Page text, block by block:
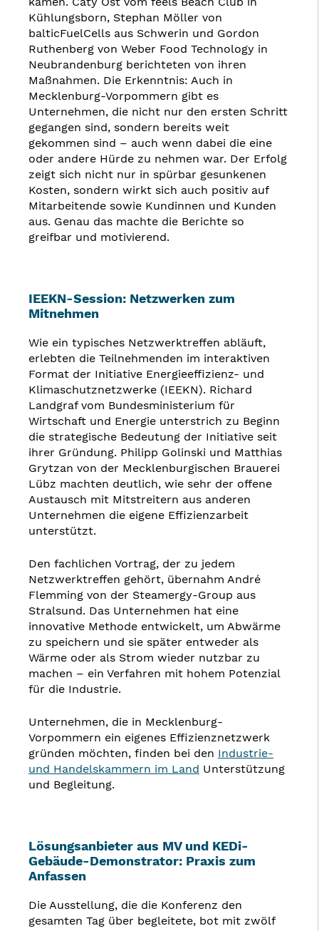
Kühlungsborn, Stephan Möller von
balticFuelCells aus Schwerin und Gordon
Ruthenberg von Weber Food Technology in
Neubrandenburg berichteten von ihren
Maßnahmen. Die Erkenntnis: Auch in
Mecklenburg-Vorpommern gibt es
Unternehmen, die nicht nur den ersten Schritt
gegangen sind, sondern bereits weit
gekommen sind – auch wenn dabei die eine
oder andere Hürde zu nehmen war. Der Erfolg
zeigt sich nicht nur in spürbar gesunkenen
Kosten, sondern wirkt sich auch positiv auf
Mitarbeitende sowie Kundinnen und Kunden
aus. Genau das machte die Berichte so
greifbar und motivierend.
IEEKN-Session: Netzwerken zum
Mitnehmen
Wie ein typisches Netzwerktreffen abläuft,
erlebten die Teilnehmenden im interaktiven
Format der Initiative Energieeffizienz- und
Klimaschutznetzwerke (IEEKN). Richard
Landgraf vom Bundesministerium für
Wirtschaft und Energie unterstrich zu Beginn
die strategische Bedeutung der Initiative seit
ihrer Gründung. Philipp Golinski und Matthias
Grytzan von der Mecklenburgischen Brauerei
Lübz machten deutlich, wie sehr der offene
Austausch mit Mitstreitern aus anderen
Unternehmen die eigene Effizienzarbeit
unterstützt.
Den fachlichen Vortrag, der zu jedem
Netzwerktreffen gehört, übernahm André
Flemming von der Steamergy-Group aus
Stralsund. Das Unternehmen hat eine
innovative Methode entwickelt, um Abwärme
zu speichern und sie später entweder als
Wärme oder als Strom wieder nutzbar zu
machen – ein Verfahren mit hohem Potenzial
für die Industrie.
Unternehmen, die in Mecklenburg-
Vorpommern ein eigenes Effizienznetzwerk
gründen möchten, finden bei den Industrie-
und Handelskammern im Land Unterstützung
und Begleitung.
Lösungsanbieter aus MV und KEDi-
Gebäude-Demonstrator: Praxis zum
Anfassen
Die Ausstellung, die die Konferenz den
gesamten Tag über begleitete, bot mit zwölf